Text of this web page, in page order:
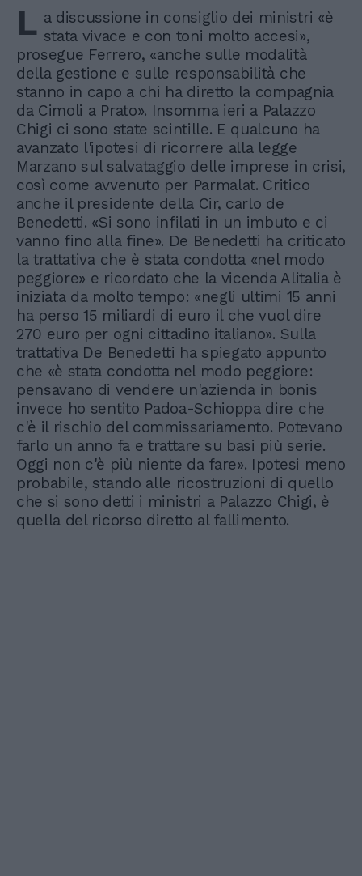
L a discussione in consiglio dei ministri «è
stata vivace e con toni molto accesi»,
prosegue Ferrero, «anche sulle modalità
della gestione e sulle responsabilità che
stanno in capo a chi ha diretto la compagnia
da Cimoli a Prato». Insomma ieri a Palazzo
Chigi ci sono state scintille. E qualcuno ha
avanzato l'ipotesi di ricorrere alla legge
Marzano sul salvataggio delle imprese in crisi,
così come avvenuto per Parmalat. Critico
anche il presidente della Cir, carlo de
Benedetti. «Si sono infilati in un imbuto e ci
vanno fino alla fine». De Benedetti ha criticato
la trattativa che è stata condotta «nel modo
peggiore» e ricordato che la vicenda Alitalia è
iniziata da molto tempo: «negli ultimi 15 anni
ha perso 15 miliardi di euro il che vuol dire
270 euro per ogni cittadino italiano». Sulla
trattativa De Benedetti ha spiegato appunto
che «è stata condotta nel modo peggiore:
pensavano di vendere un'azienda in bonis
invece ho sentito Padoa-Schioppa dire che
c'è il rischio del commissariamento. Potevano
farlo un anno fa e trattare su basi più serie.
Oggi non c'è più niente da fare». Ipotesi meno
probabile, stando alle ricostruzioni di quello
che si sono detti i ministri a Palazzo Chigi, è
quella del ricorso diretto al fallimento.